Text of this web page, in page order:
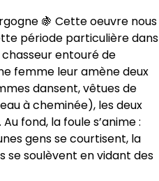
🍇 Cette oeuvre nous
période particulière dans
chasseur entouré de
femme leur amène deux
dansent, vêtues de
à cheminée), les deux
fond, la foule s’anime :
gens se courtisent, la
se soulèvent en vidant des